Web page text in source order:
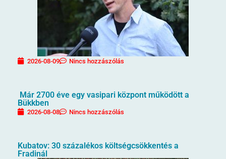
2026-08-09 Nincs hozzászólás
Már 2700 éve egy vasipari központ működött a
Bükkben
2026-08-08 Nincs hozzászólás
Kubatov: 30 százalékos költségcsökkentés a
Fradinál